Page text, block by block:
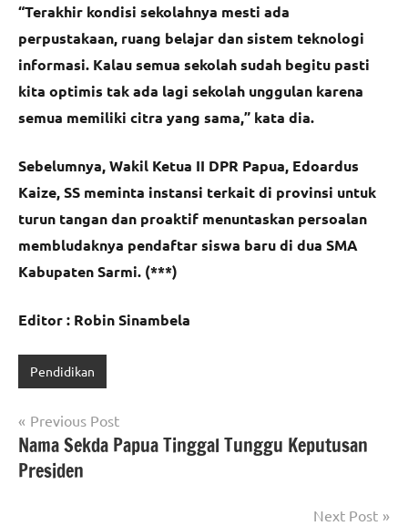
“Terakhir kondisi sekolahnya mesti ada
perpustakaan, ruang belajar dan sistem teknologi
informasi. Kalau semua sekolah sudah begitu pasti
kita optimis tak ada lagi sekolah unggulan karena
semua memiliki citra yang sama,” kata dia.
Sebelumnya, Wakil Ketua II DPR Papua, Edoardus
Kaize, SS meminta instansi terkait di provinsi untuk
turun tangan dan proaktif menuntaskan persoalan
membludaknya pendaftar siswa baru di dua SMA
Kabupaten Sarmi. (***)
Editor : Robin Sinambela
Pendidikan
Navigasi
pos
Previous Post
Nama Sekda Papua Tinggal Tunggu Keputusan
Presiden
Next Post